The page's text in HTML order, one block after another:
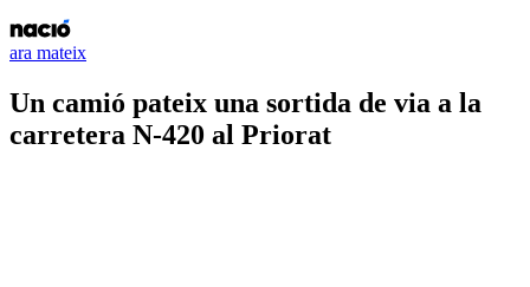
ara mateix
Un camió pateix una sortida de via a la
carretera N-420 al Priorat